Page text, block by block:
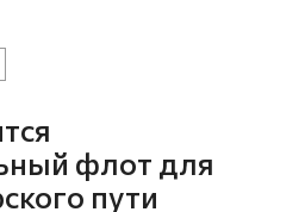
флот для
пути